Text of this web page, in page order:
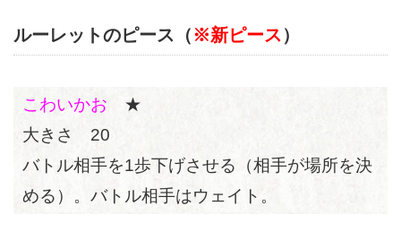
ルーレットのピース（※新ピース）
こわいかお ★
大きさ 20
バトル相手を1歩下げさせる（相手が場所を決
める）。バトル相手はウェイト。